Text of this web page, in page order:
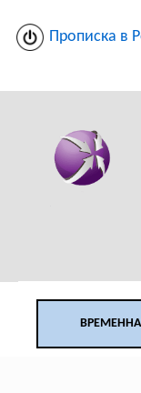
Прописка в